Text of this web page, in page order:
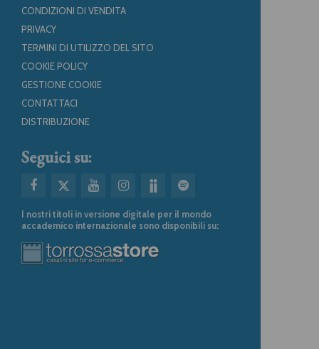
CONDIZIONI DI VENDITA
PRIVACY
TERMINI DI UTILIZZO DEL SITO
COOKIE POLICY
GESTIONE COOKIE
CONTATTACI
DISTRIBUZIONE
Seguici su:
I nostri titoli in versione digitale per il mondo
accademico internazionale sono disponibili su: